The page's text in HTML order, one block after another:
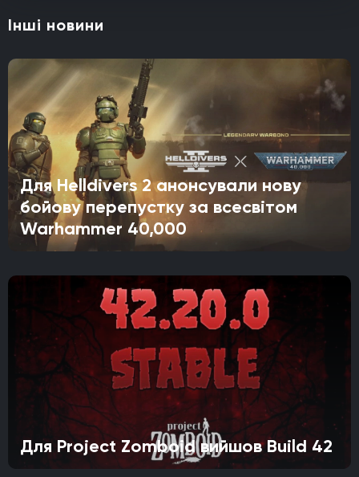
Інші новини
Для Helldivers 2 анонсували нову
бойову перепустку за всесвітом
Warhammer 40,000
Для Project Zomboid вийшов Build 42